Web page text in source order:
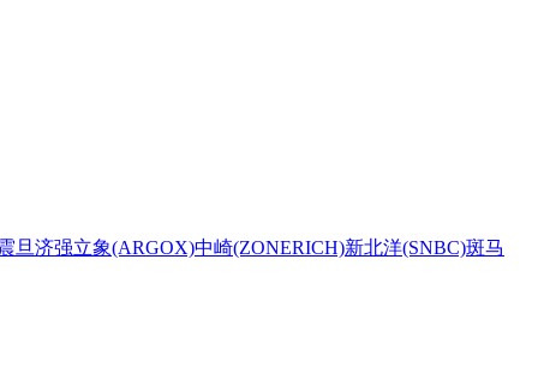
旦济强立象(ARGOX)中崎(ZONERICH)新北洋(SNBC)斑马